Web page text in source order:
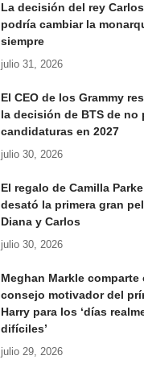
La decisión del rey
podría cambiar la
siempre
julio 31, 2026
El CEO de los Grammy
la decisión de BTS de no
candidaturas en 2027
julio 30, 2026
El regalo de Camilla
desató la primera gran
Diana y Carlos
julio 30, 2026
Meghan Markle comparte
consejo motivador del
Harry para los ‘días
difíciles’
julio 29, 2026